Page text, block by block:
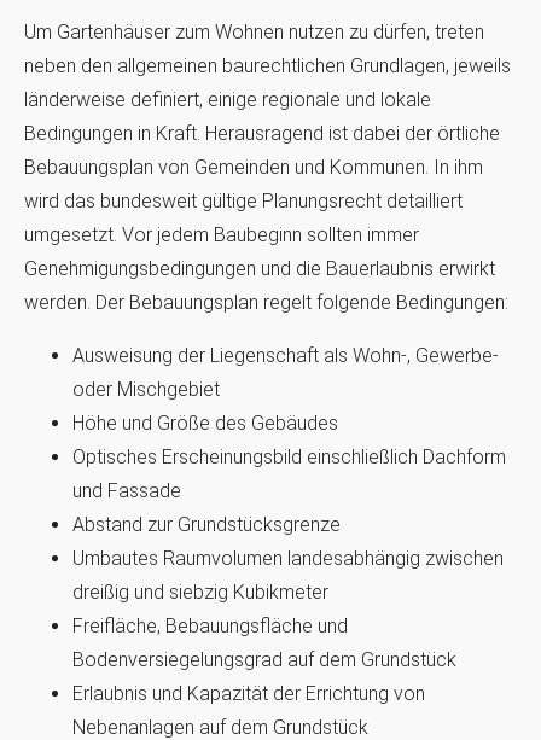
Um Gartenhäuser zum Wohnen nutzen zu dürfen, treten
neben den allgemeinen baurechtlichen Grundlagen, jeweils
länderweise definiert, einige regionale und lokale
Bedingungen in Kraft. Herausragend ist dabei der örtliche
Bebauungsplan von Gemeinden und Kommunen. In ihm
wird das bundesweit gültige Planungsrecht detailliert
umgesetzt. Vor jedem Baubeginn sollten immer
Genehmigungsbedingungen und die Bauerlaubnis erwirkt
werden. Der Bebauungsplan regelt folgende Bedingungen:
Ausweisung der Liegenschaft als Wohn-, Gewerbe-
oder Mischgebiet
Höhe und Größe des Gebäudes
Optisches Erscheinungsbild einschließlich Dachform
und Fassade
Abstand zur Grundstücksgrenze
Umbautes Raumvolumen landesabhängig zwischen
dreißig und siebzig Kubikmeter
Freifläche, Bebauungsfläche und
Bodenversiegelungsgrad auf dem Grundstück
Erlaubnis und Kapazität der Errichtung von
Nebenanlagen auf dem Grundstück